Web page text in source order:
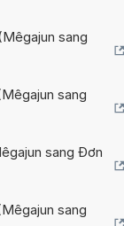
sang
sang
sang Đơn
sang